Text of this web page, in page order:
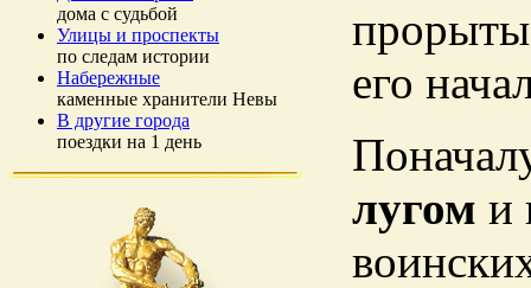
дома с судьбой
Улицы и проспекты
по следам истории
Набережные
каменные хранители Невы
В другие города
поездки на 1 день
его
лугом и